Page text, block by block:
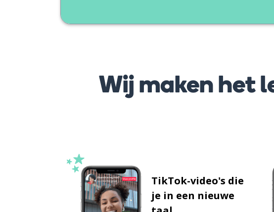
Wij maken het
TikTok-video's die
je in een nieuwe